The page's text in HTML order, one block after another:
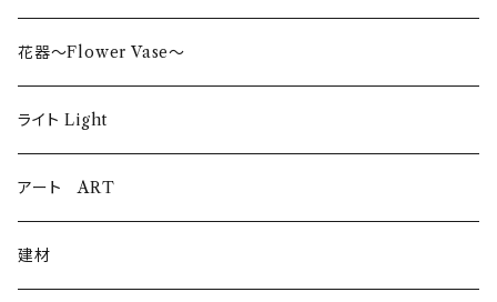
日本酒〜SAKE〜
ロックグラス〜Rock Glass〜
ウイスキーグラス〜Whisky Glass
ゴブレット〜Goblet〜
花器〜Flower Vase〜
ライト Light
アート ART
建材